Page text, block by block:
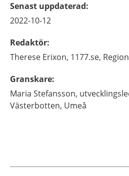
Senast uppdaterad:
2022-10-12
Redaktör:
Therese Erixon, 1177.se,
Granskare:
Maria Stefansson,
Västerbotten, Umeå